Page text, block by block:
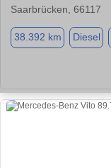
Saarbrücken, 66117
38.392 km Diesel